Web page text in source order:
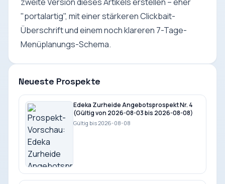
"portalartig", mit einer stärkeren Clickbait-
Überschrift und einem noch klareren 7-Tage-
Menüplanungs-Schema.
Neueste Prospekte
Edeka Zurheide Angebotsprospekt Nr. 4
(Gültig von 2026-08-03 bis 2026-08-08)
Gültig bis 2026-08-08